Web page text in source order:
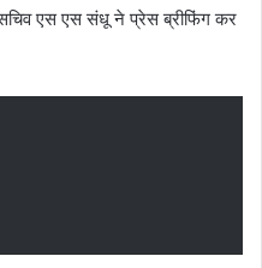
एस एस संधू ने प्रेस ब्रीफिंग कर